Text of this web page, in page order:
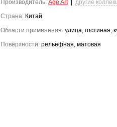
Производитель: Age Art
другие
Страна: Китай
Области применения: улица, гостиная,
Поверхности: рельефная, матовая